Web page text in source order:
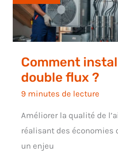
Comment
double flux ?
9 minutes de lecture
Améliorer la qualité de
réalisant des économies
un enjeu